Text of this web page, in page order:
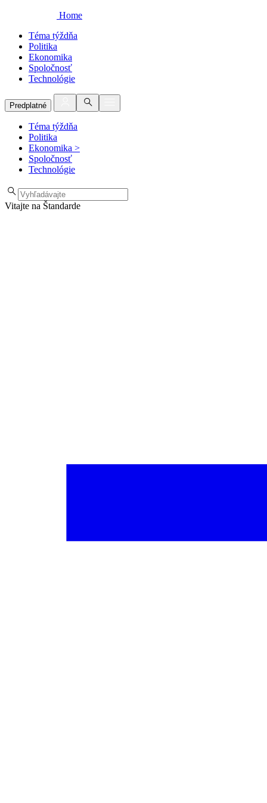
Home
Téma týždňa
Politika
Ekonomika
Spoločnosť
Technológie
Predplatné
Téma týždňa
Politika
Ekonomika >
Spoločnosť
Technológie
Vitajte na Štandarde